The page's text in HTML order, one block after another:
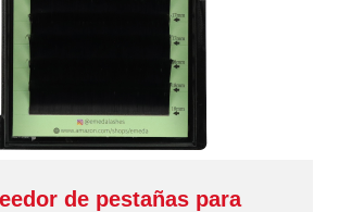
de pestañas para